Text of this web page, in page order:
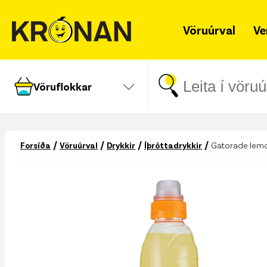
Vöruúrval
Vöruflokkar
Forsíða / Vöruúrval / Drykkir / Íþróttadrykkir / Gatorade